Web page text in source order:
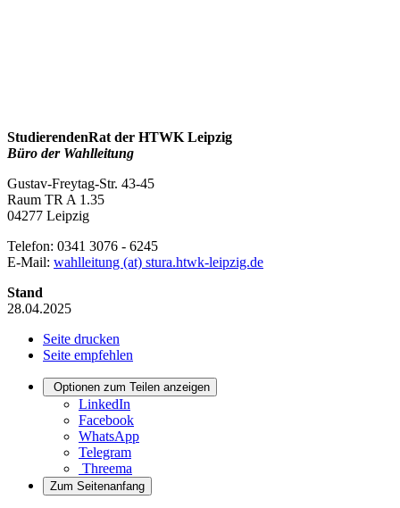
StudierendenRat der HTWK Leipzig
Büro der Wahlleitung
Gustav-Freytag-Str. 43-45
Raum TR A 1.35
04277 Leipzig
Telefon: 0341 3076 - 6245
E-Mail: wahlleitung (at) stura.htwk-leipzig.de
Stand
28.04.2025
Seite drucken
Seite empfehlen
Optionen zum Teilen anzeigen
LinkedIn
Facebook
WhatsApp
Telegram
Threema
Zum Seitenanfang